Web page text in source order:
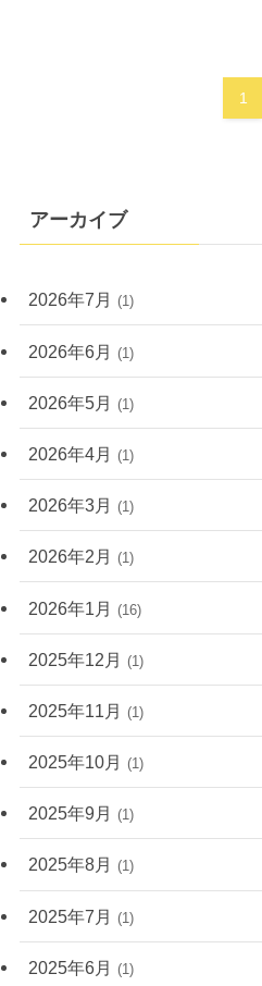
1
アーカイブ
2026年7月 (1)
2026年6月 (1)
2026年5月 (1)
2026年4月 (1)
2026年3月 (1)
2026年2月 (1)
2026年1月 (16)
2025年12月 (1)
2025年11月 (1)
2025年10月 (1)
2025年9月 (1)
2025年8月 (1)
2025年7月 (1)
2025年6月 (1)